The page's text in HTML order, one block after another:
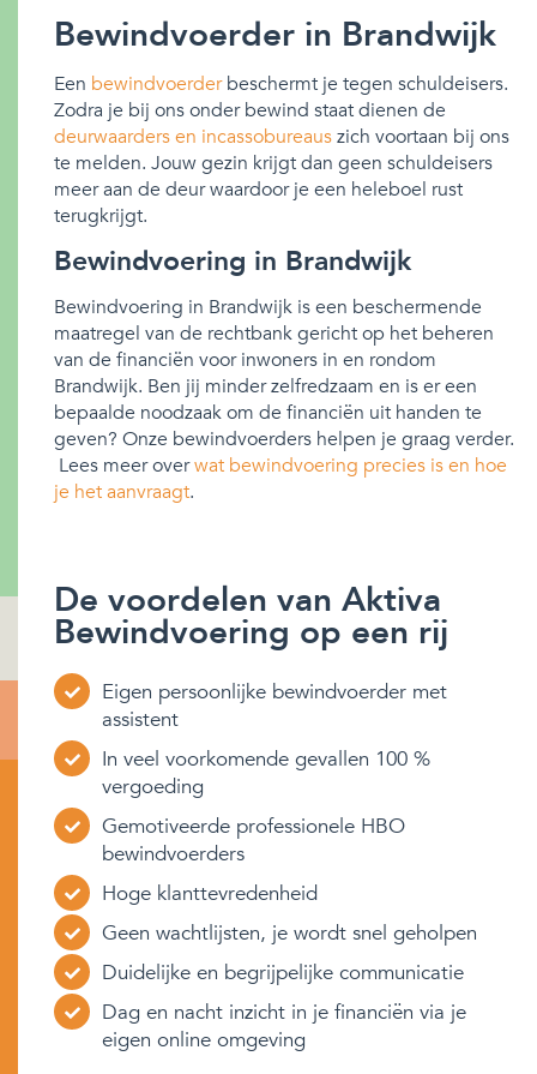
Bewindvoerder in Brandwijk
Een bewindvoerderbeschermt je tegen schuldeisers.
Zodra je bij ons onder bewind staat dienen de
deurwaarders en incassobureauszich voortaan bij ons
te melden. Jouw gezin krijgt dan geen schuldeisers
meer aan de deur waardoor je een heleboel rust
terugkrijgt.
Bewindvoering in Brandwijk
Bewindvoering in Brandwijk is een beschermende
maatregel van de rechtbank gericht op het beheren
van de financiën voor inwoners in en rondom
Brandwijk. Ben jij minder zelfredzaam en is er een
bepaalde noodzaak om de financiën uit handen te
geven? Onze bewindvoerders helpen je graag verder.
Lees meer overwat bewindvoering precies is en hoe
je het aanvraagt.
De voordelen van Aktiva
Bewindvoering op een rij
Eigen persoonlijke bewindvoerder met
assistent
In veel voorkomende gevallen 100 %
vergoeding
Gemotiveerde professionele HBO
bewindvoerders
Hoge klanttevredenheid
Geen wachtlijsten, je wordt snel geholpen
Duidelijke en begrijpelijke communicatie
Dag en nacht inzicht in je financiën via je
eigen online omgeving